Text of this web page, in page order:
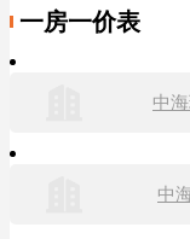
一房一价表
中
中